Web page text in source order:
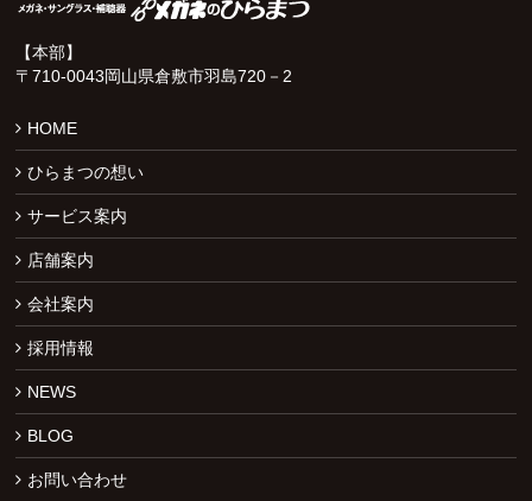
【本部】
〒710-0043岡山県倉敷市羽島720－2
HOME
ひらまつの想い
サービス案内
店舗案内
会社案内
採用情報
NEWS
BLOG
お問い合わせ